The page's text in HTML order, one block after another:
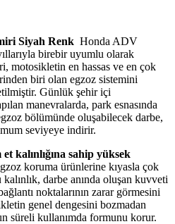
Siyah Renk Honda ADV
birebir uyumlu olarak
motosikletin en hassas ve en çok
biri olan egzoz sistemini
Günlük şehir içi
manevralarda, park esnasında
bölümünde oluşabilecek darbe,
seviyeye indirir.
et kalınlığına sahip yüksek
koruma ürünlerine kıyasla çok
darbe anında oluşan kuvveti
noktalarının zarar görmesini
genel dengesini bozmadan
süreli kullanımda formunu korur.